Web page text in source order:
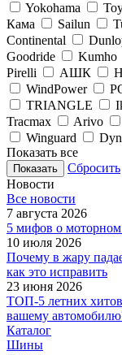
Yokohama
Кама
Sailun
Continental
Goodride
Kumho
Pirelli
АШК
WindPower
TRIANGLE
Tracmax
Arivo
Winguard
Показать все
Сбросить
Новости
Все новости
7 августа 2026
5 мифов о моторном
10 июля 2026
Почему в жару
как это исправить
23 июня 2026
ТОП-5 летних
вашему
Каталог
Шины